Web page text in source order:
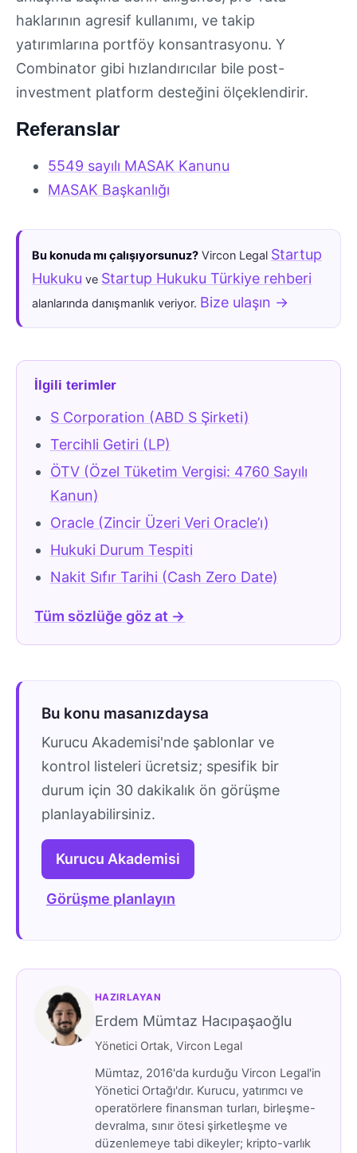
haklarının agresif kullanımı, ve takip
yatırımlarına portföy konsantrasyonu. Y
Combinator gibi hızlandırıcılar bile post-
investment platform desteğini ölçeklendirir.
Referanslar
5549 sayılı MASAK Kanunu
MASAK Başkanlığı
Bu konuda mı çalışıyorsunuz? Vircon Legal Startup
Hukuku ve Startup Hukuku Türkiye rehberi
alanlarında danışmanlık veriyor. Bize ulaşın →
İlgili terimler
S Corporation (ABD S Şirketi)
Tercihli Getiri (LP)
ÖTV (Özel Tüketim Vergisi: 4760 Sayılı
Kanun)
Oracle (Zincir Üzeri Veri Oracle’ı)
Hukuki Durum Tespiti
Nakit Sıfır Tarihi (Cash Zero Date)
Tüm sözlüğe göz at →
Bu konu masanızdaysa
Kurucu Akademisi'nde şablonlar ve
kontrol listeleri ücretsiz; spesifik bir
durum için 30 dakikalık ön görüşme
planlayabilirsiniz.
Kurucu Akademisi
Görüşme planlayın
HAZIRLAYAN
Erdem Mümtaz Hacıpaşaoğlu
Yönetici Ortak, Vircon Legal
Mümtaz, 2016'da kurduğu Vircon Legal'in
Yönetici Ortağı'dır. Kurucu, yatırımcı ve
operatörlere finansman turları, birleşme-
devralma, sınır ötesi şirketleşme ve
düzenlemeye tabi dikeyler; kripto-varlık